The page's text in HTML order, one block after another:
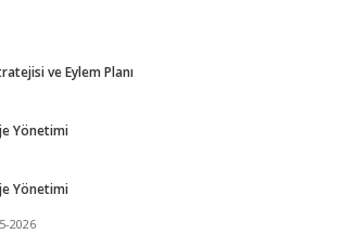
ve Eylem Planı
Yönetimi
Yönetimi
2026